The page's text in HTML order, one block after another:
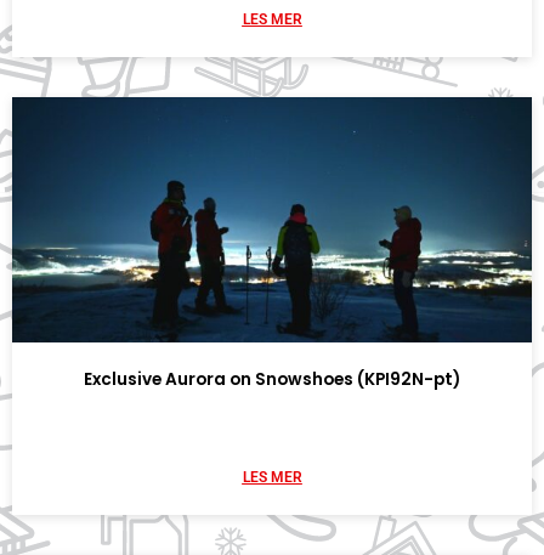
LES MER
Exclusive Aurora on Snowshoes (KPI92N-pt)
LES MER